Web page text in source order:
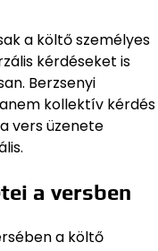
a költő személyes
kérdéseket is
Berzsenyi
kollektív kérdés
vers üzenete
a versben
a költő